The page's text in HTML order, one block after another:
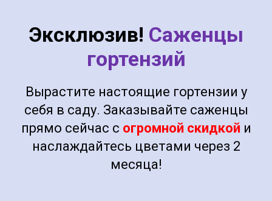
Эксклюзив! Саженцы
гортензий
Вырастите настоящие гортензии у
себя в саду. Заказывайте саженцы
прямо сейчас с огромной скидкой и
наслаждайтесь цветами через 2
месяца!